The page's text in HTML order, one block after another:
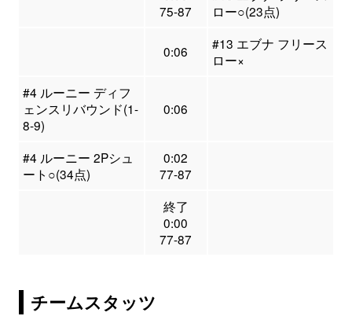
75-87
ロー○(23点)
0:06
#13 エブナ フリース
ロー×
#4 ルーニー ディフ
ェンスリバウンド(1-
8-9)
0:06
#4 ルーニー 2Pシュ
ート○(34点)
0:02
77-87
終了
0:00
77-87
チームスタッツ